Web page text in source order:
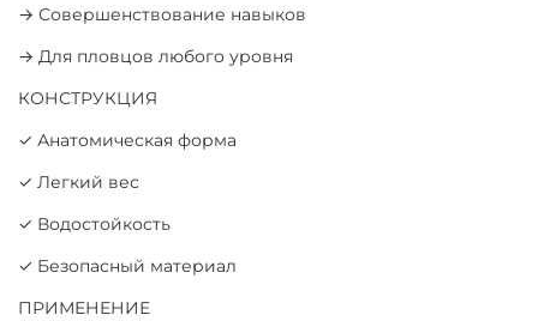
→ Совершенствование навыков
→ Для пловцов любого уровня
КОНСТРУКЦИЯ
✓ Анатомическая форма
✓ Легкий вес
✓ Водостойкость
✓ Безопасный материал
ПРИМЕНЕНИЕ